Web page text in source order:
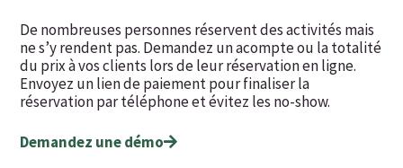
De nombreuses personnes réservent des activités mais
ne s’y rendent pas. Demandez un acompte ou la totalité
du prix à vos clients lors de leur réservation en ligne.
Envoyez un lien de paiement pour finaliser la
réservation par téléphone et évitez les no-show.
Demandez une démo